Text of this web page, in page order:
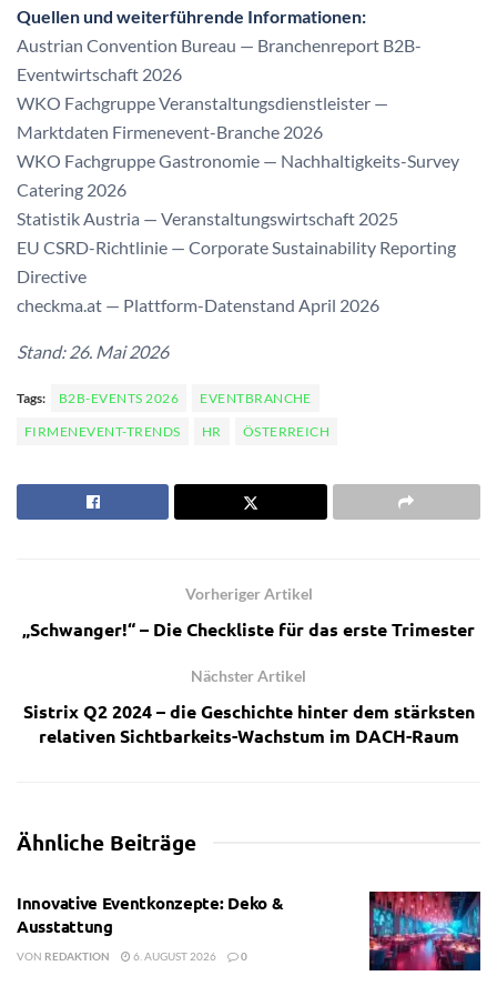
Quellen und weiterführende Informationen:
Austrian Convention Bureau — Branchenreport B2B-
Eventwirtschaft 2026
WKO Fachgruppe Veranstaltungsdienstleister —
Marktdaten Firmenevent-Branche 2026
WKO Fachgruppe Gastronomie — Nachhaltigkeits-Survey
Catering 2026
Statistik Austria — Veranstaltungswirtschaft 2025
EU CSRD-Richtlinie — Corporate Sustainability Reporting
Directive
checkma.at — Plattform-Datenstand April 2026
Stand: 26. Mai 2026
Tags: B2B-EVENTS 2026
EVENTBRANCHE
FIRMENEVENT-TRENDS
HR ÖSTERREICH
Vorheriger Artikel
„Schwanger!“ – Die Checkliste für das erste Trimester
Nächster Artikel
Sistrix Q2 2024 – die Geschichte hinter dem stärksten
relativen Sichtbarkeits-Wachstum im DACH-Raum
Ähnliche Beiträge
Innovative Eventkonzepte: Deko &
Ausstattung
VON REDAKTION 6. AUGUST 2026 0